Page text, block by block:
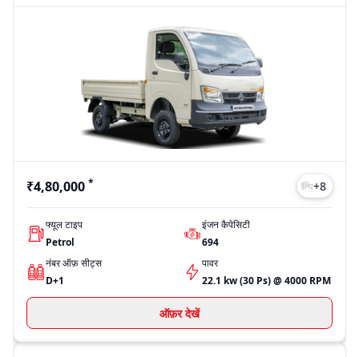
₹4,80,000 * +8
फ्यूल टाइप
Petrol
इंजन कैपेसिटी
694
नंबर ऑफ़ सीट्स
D+1
पावर
22.1 kw (30 Ps) @ 4000 RPM
ऑफ़र देखें